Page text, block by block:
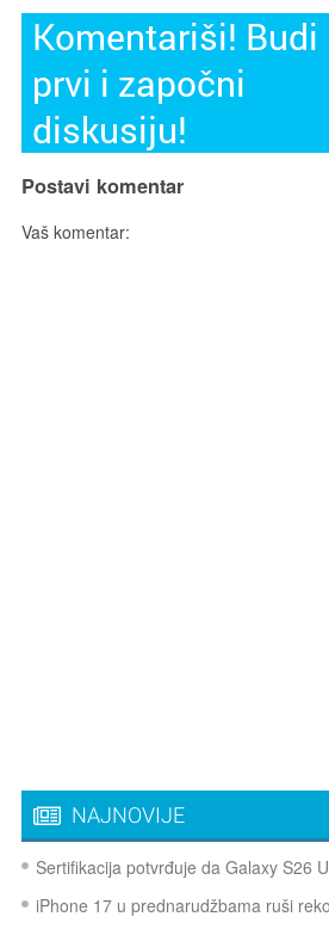
Komentariši! Budi
prvi i započni
diskusiju!
Postavi komentar
Vaš komentar:
NAJNOVIJE
Sertifikacija potvrđuje da Galaxy S26
iPhone 17 u prednarudžbama ruši